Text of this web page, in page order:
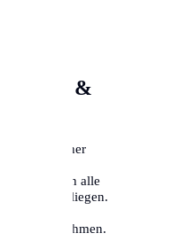
&
Partner
Person
sofern alle
vorliegen.
die
vornehmen.